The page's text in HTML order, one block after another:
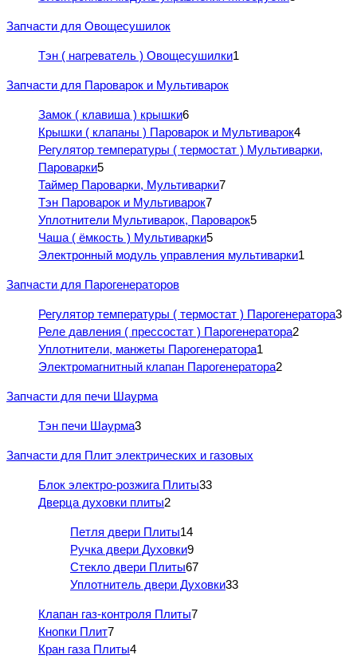
Запчасти для Овощесушилок
Тэн ( нагреватель ) Овощесушилки1
Запчасти для Пароварок и Мультиварок
Замок ( клавиша ) крышки6
Крышки ( клапаны ) Пароварок и Мультиварок4
Регулятор температуры ( термостат ) Мультиварки,
Пароварки5
Таймер Пароварки, Мультиварки7
Тэн Пароварок и Мультиварок7
Уплотнители Мультиварок, Пароварок5
Чаша ( ёмкость ) Мультиварки5
Электронный модуль управления мультиварки1
Запчасти для Парогенераторов
Регулятор температуры ( термостат ) Парогенератора3
Реле давления ( прессостат ) Парогенератора2
Уплотнители, манжеты Парогенератора1
Электромагнитный клапан Парогенератора2
Запчасти для печи Шаурма
Тэн печи Шаурма3
Запчасти для Плит электрических и газовых
Блок электро-розжига Плиты33
Дверца духовки плиты2
Петля двери Плиты14
Ручка двери Духовки9
Стекло двери Плиты67
Уплотнитель двери Духовки33
Клапан газ-контроля Плиты7
Кнопки Плит7
Кран газа Плиты4